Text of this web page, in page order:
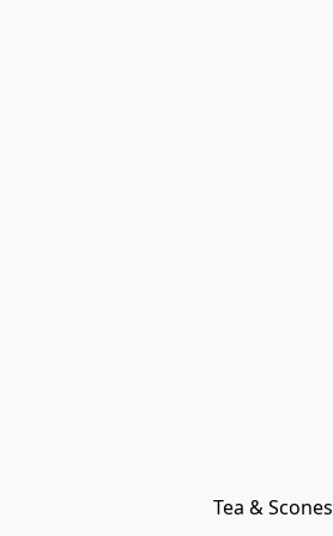
Tea & Scones